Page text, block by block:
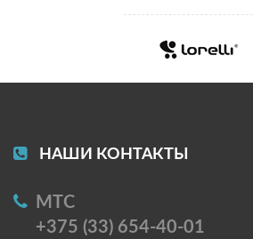
НАШИ КОНТАКТЫ
МТС
+375 (33) 654-40-01